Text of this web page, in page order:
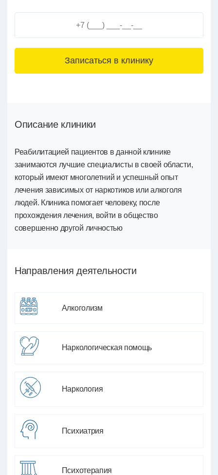
3+6=
Описание клиники
Реабилитацией пациентов в данной клинике
занимаются лучшие специалисты в своей области,
который имеют многолетний и успешный опыт
лечения зависимых от наркотиков или алкоголя
людей. Клиника помогает человеку, после
прохождения лечения, войти в общество
совершенно другой личностью
Направления деятельности
Алкоголизм
Наркологическая помощь
Наркология
Психиатрия
Психотерапия